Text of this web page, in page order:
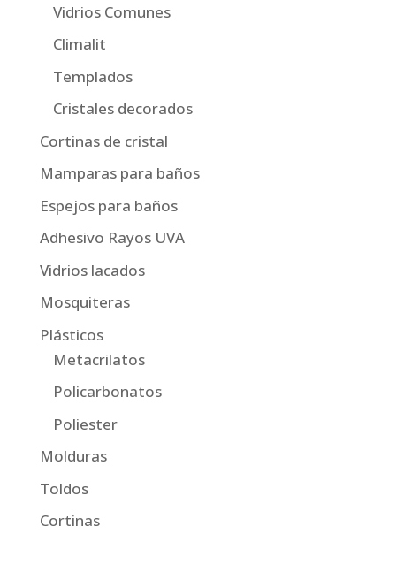
Vidrios Comunes
Climalit
Templados
Cristales decorados
Cortinas de cristal
Mamparas para baños
Espejos para baños
Adhesivo Rayos UVA
Vidrios lacados
Mosquiteras
Plásticos
Metacrilatos
Policarbonatos
Poliester
Molduras
Toldos
Cortinas